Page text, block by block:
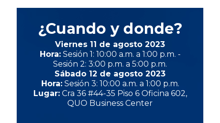
¿Cuando y donde?
Viernes 11 de agosto 2023
Hora:Sesión 1: 10:00 a.m. a 1:00 p.m. -
Sesión 2: 3:00 p.m. a 5:00 p.m.
Sábado 12 de agosto 2023
Hora:Sesión 3: 10:00 a.m. a 1:00 p.m.
Lugar:Cra 36 #44-35 Piso 6 Oficina 602,
QUO Business Center